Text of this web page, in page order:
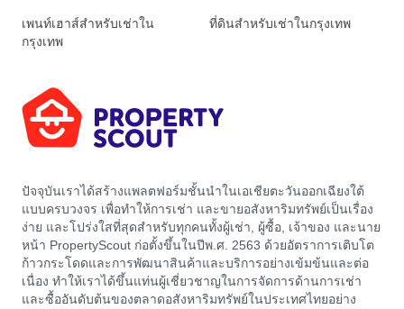
เพนท์เฮาส์สำหรับเช่าใน
กรุงเทพ
ที่ดินสำหรับเช่าในกรุงเทพ
ปัจจุบันเราได้สร้างแพลตฟอร์มชั้นนำในเอเชียตะวันออกเฉียงใต้
แบบครบวงจร เพื่อทำให้การเช่า และขายอสังหาริมทรัพย์เป็นเรื่อง
ง่าย และโปร่งใสที่สุดสำหรับทุกคนทั้งผู้เช่า, ผู้ซื้อ, เจ้าของ และนาย
หน้า PropertyScout ก่อตั้งขึ้นในปีพ.ศ. 2563 ด้วยอัตราการเติบโต
ก้าวกระโดดและการพัฒนาสินค้าและบริการอย่างเข้มข้นและต่อ
เนื่อง ทำให้เราได้ขึ้นแท่นผู้เชี่ยวชาญในการจัดการด้านการเช่า
และซื้ออันดับต้นของตลาดอสังหาริมทรัพย์ในประเทศไทยอย่าง